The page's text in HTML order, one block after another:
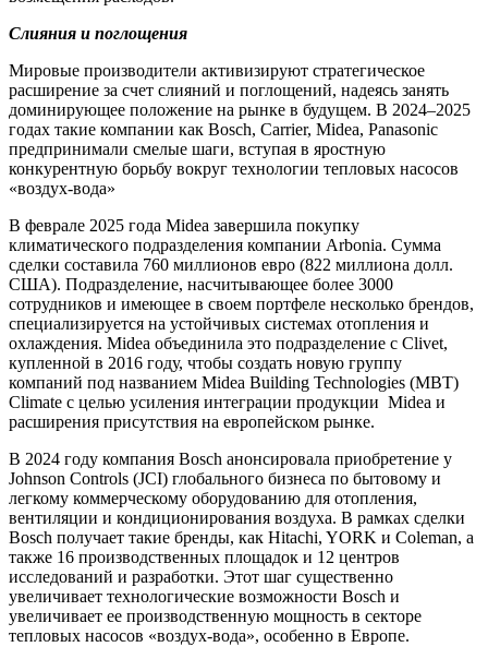
Слияния и поглощения
Мировые производители активизируют стратегическое
расширение за счет слияний и поглощений, надеясь занять
доминирующее положение на рынке в будущем. В 2024–2025
годах такие компании как Bosch, Carrier, Midea, Panasonic
предпринимали смелые шаги, вступая в яростную
конкурентную борьбу вокруг технологии тепловых насосов
«воздух-вода»
В феврале 2025 года Midea завершила покупку
климатического подразделения компании Arbonia. Сумма
сделки составила 760 миллионов евро (822 миллиона долл.
США). Подразделение, насчитывающее более 3000
сотрудников и имеющее в своем портфеле несколько брендов,
специализируется на устойчивых системах отопления и
охлаждения. Midea объединила это подразделение с Clivet,
купленной в 2016 году, чтобы создать новую группу
компаний под названием Midea Building Technologies (MBT)
Climate с целью усиления интеграции продукции Midea и
расширения присутствия на европейском рынке.
В 2024 году компания Bosch анонсировала приобретение у
Johnson Controls (JCI) глобального бизнеса по бытовому и
легкому коммерческому оборудованию для отопления,
вентиляции и кондиционирования воздуха. В рамках сделки
Bosch получает такие бренды, как Hitachi, YORK и Coleman, а
также 16 производственных площадок и 12 центров
исследований и разработки. Этот шаг существенно
увеличивает технологические возможности Bosch и
увеличивает ее производственную мощность в секторе
тепловых насосов «воздух-вода», особенно в Европе.